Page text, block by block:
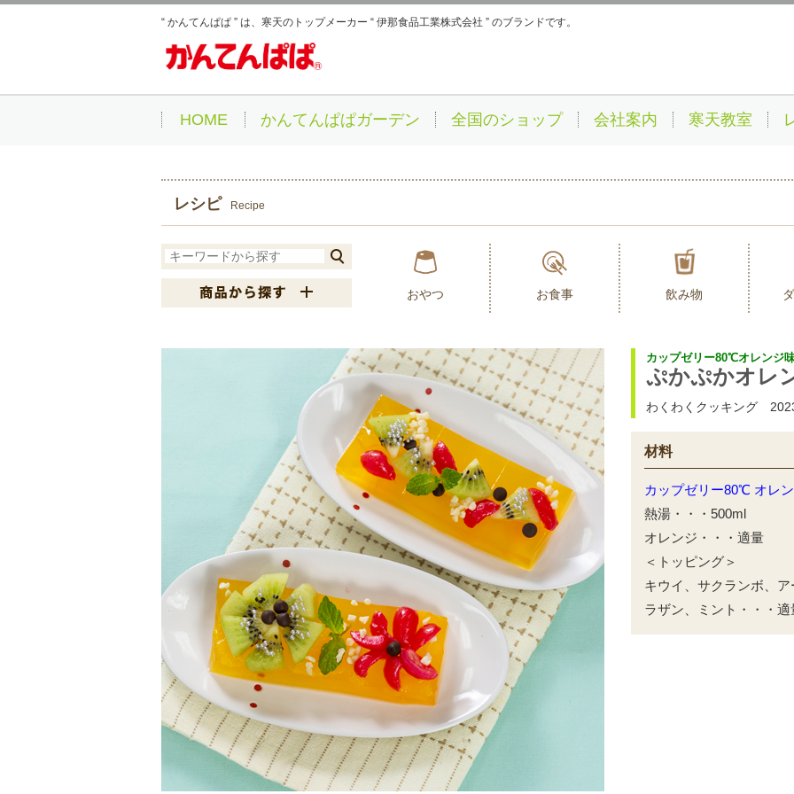
“ かんてんぱぱ ” は、寒天のトップメーカー “ 伊那食品工業株式会社 ” のブランドです。
HOME かんてんぱぱガーデン 全国のショップ 会社案内 寒天教室
レシピ Recipe
おやつ お食事 飲み物
カップゼリー80℃オレンジ
ぷかぷかオレ
わくわくクッキング
材料
カップゼリー80℃ オレ
熱湯・・・500ml
オレンジ・・・適量
＜トッピング＞
キウイ、サクランボ、
ラザン、ミント・・・適